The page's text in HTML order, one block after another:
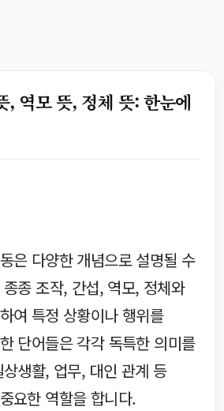
, 역모 뜻, 정체 뜻: 한눈에
은 다양한 개념으로 설명될 수
종 조작, 간섭, 역모, 정체와
여 특정 상황이나 행위를
단어들은 각각 독특한 의미를
생활, 업무, 대인 관계 등
요한 역할을 합니다.